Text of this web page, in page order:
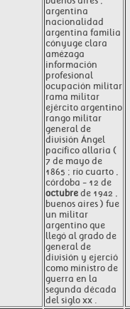
argentina
nacionalidad
argentina familia
cónyuge clara
amézaga
información
profesional
ocupación militar
rama militar
ejército argentino
rango militar
general de
división Ángel
pacífico allaria (
7 de mayo de
1865 ; río cuarto ,
córdoba - 12 de
octubre de 1942 ,
buenos aires ) fue
un militar
argentino que
llegó al grado de
general de
división y ejerció
como ministro de
guerra en la
segunda década
del siglo xx .